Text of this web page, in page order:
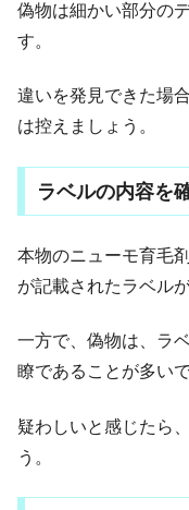
偽物は細かい部分の
す。
違いを発見できた場
は控えましょう。
ラベルの内容を
本物のニューモ育毛
が記載されたラベル
一方で、偽物は、ラ
瞭であることが多いで
疑わしいと感じたら
う。